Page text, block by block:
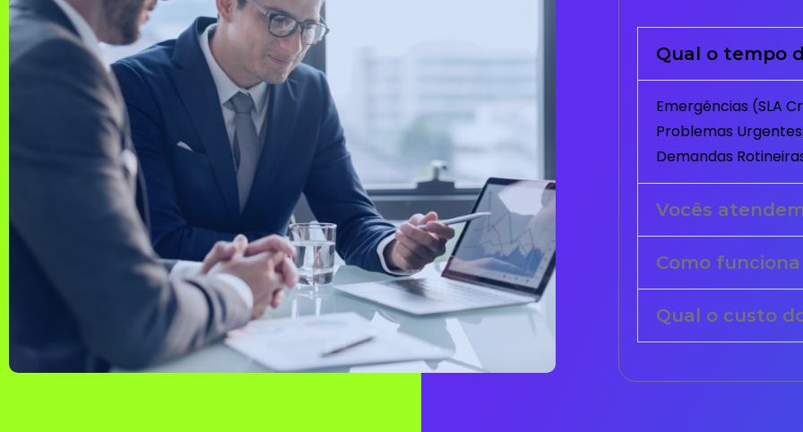
Qual o tempo
Emergências (SLA
Problemas
Demandas
Vocês
Como
Qual o custo